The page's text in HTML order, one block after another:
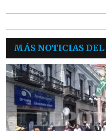
MÁS NOTICIAS